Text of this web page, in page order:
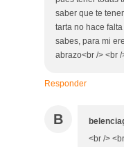
saber que te
tarta no hace
sabes, para mi
abrazo<br /> <br /
Responder
B
<br />